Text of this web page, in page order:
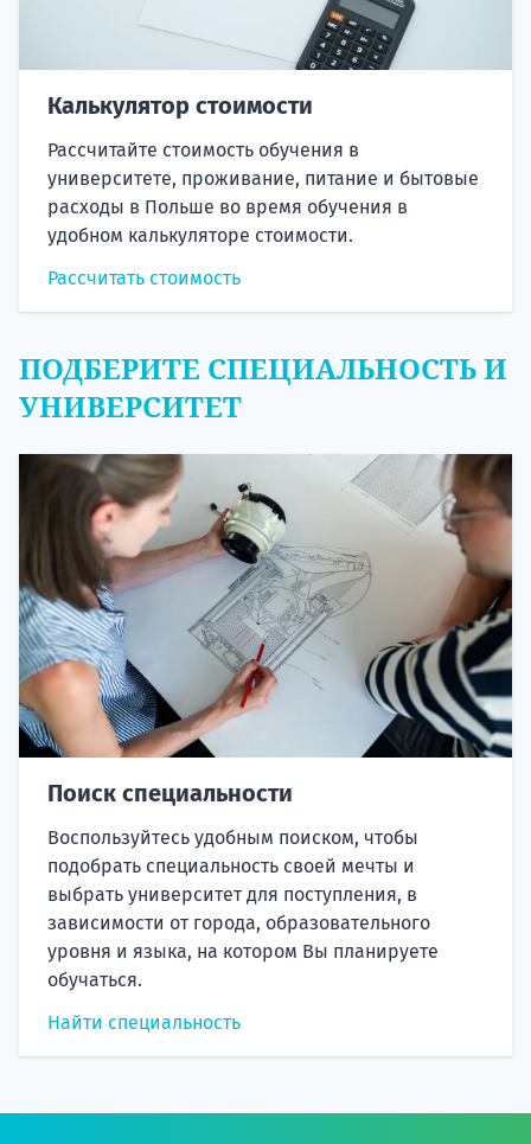
Калькулятор стоимости
Рассчитайте стоимость обучения в
университете, проживание, питание и бытовые
расходы в Польше во время обучения в
удобном калькуляторе стоимости.
Рассчитать стоимость
ПОДБЕРИТЕ СПЕЦИАЛЬНОСТЬ И
УНИВЕРСИТЕТ
Поиск специальности
Воспользуйтесь удобным поиском, чтобы
подобрать специальность своей мечты и
выбрать университет для поступления, в
зависимости от города, образовательного
уровня и языка, на котором Вы планируете
обучаться.
Найти специальность